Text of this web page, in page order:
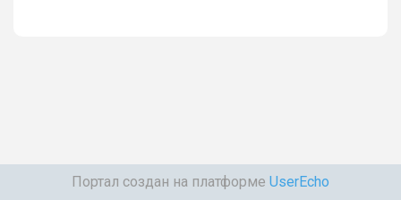
Портал создан на платформе UserEcho